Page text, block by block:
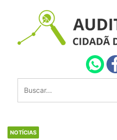
NOTÍCIAS